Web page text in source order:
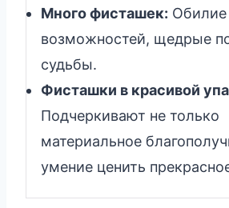
Много фисташек: Обилие
возможностей, щедрые
судьбы.
Фисташки в красивой
Подчеркивают не только
материальное
умение ценить